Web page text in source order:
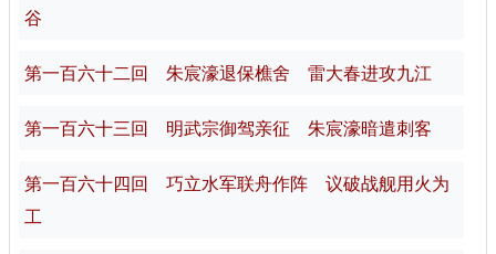
谷
第一百六十二回 朱宸濠退保樵舍 雷大春进攻九江
第一百六十三回 明武宗御驾亲征 朱宸濠暗遣刺客
第一百六十四回 巧立水军联舟作阵 议破战舰用火为
工